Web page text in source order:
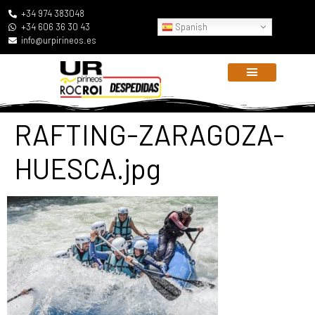
+34 974 383048
+34 606 36 30 43
info@urpirineos.es
Spanish
RAFTING-ZARAGOZA-
HUESCA.jpg